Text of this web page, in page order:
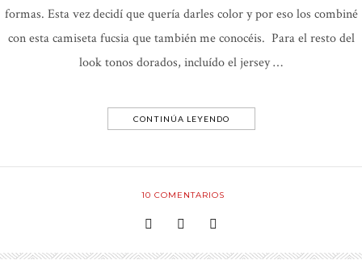
formas. Esta vez decidí que quería darles color y por eso los combiné
con esta camiseta fucsia que también me conocéis. Para el resto del
look tonos dorados, incluído el jersey …
CONTINÚA LEYENDO
10 COMENTARIOS